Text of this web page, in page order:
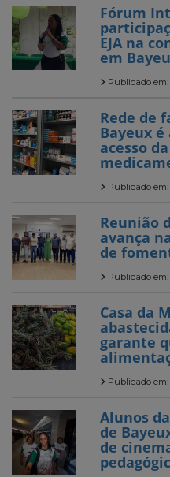
Fórum
EJA na
em
Publicado
Rede de
Bayeux
acesso
Publicado
Reunião
avança
de
Publicado
Casa da
garante
Publicado
Alunos
de
de